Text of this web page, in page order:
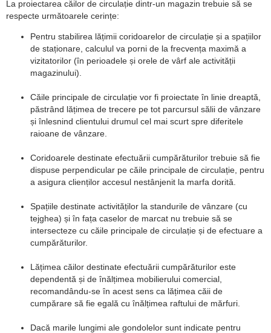
La proiectarea căilor de circulație dintr-un magazin trebuie să se
respecte următoarele cerințe:
Pentru stabilirea lățimii coridoarelor de circulație și a spațiilor
de staționare, calculul va porni de la frecvența maximă a
vizitatorilor (în perioadele și orele de vârf ale activității
magazinului).
Căile principale de circulație vor fi proiectate în linie dreaptă,
păstrând lățimea de trecere pe tot parcursul sălii de vânzare
și înlesnind clientului drumul cel mai scurt spre diferitele
raioane de vânzare.
Coridoarele destinate efectuării cumpărăturilor trebuie să fie
dispuse perpendicular pe căile principale de circulație, pentru
a asigura clienților accesul nestânjenit la marfa dorită.
Spațiile destinate activităților la standurile de vânzare (cu
tejghea) și în fața caselor de marcat nu trebuie să se
intersecteze cu căile principale de circulație și de efectuare a
cumpărăturilor.
Lățimea căilor destinate efectuării cumpărăturilor este
dependentă și de înălțimea mobilierului comercial,
recomandându-se în acest sens ca lățimea căii de
cumpărare să fie egală cu înălțimea raftului de mărfuri.
Dacă marile lungimi ale gondolelor sunt indicate pentru